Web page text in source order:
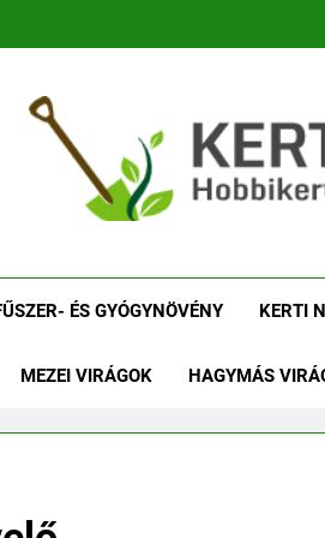
ÉS GYÓGYNÖVÉNY KERTI
MEZEI VIRÁGOK HAGYMÁS